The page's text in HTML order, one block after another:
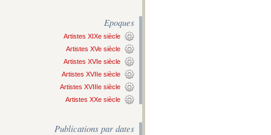
Epoques
Artistes XIXe siècle
Artistes XVe siècle
Artistes XVIe siècle
Artistes XVIIe siècle
Artistes XVIIIe siècle
Artistes XXe siècle
Publications par dates